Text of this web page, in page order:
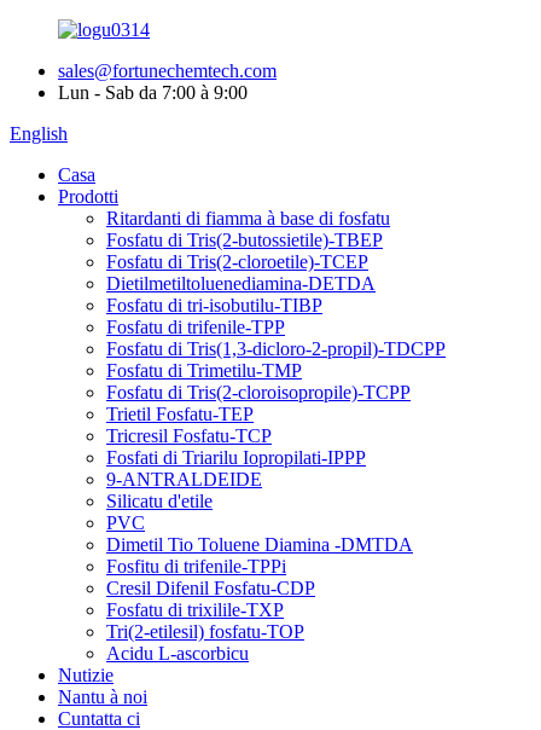
sales@fortunechemtech.com
Lun - Sab da 7:00 à 9:00
English
Casa
Prodotti
Ritardanti di fiamma à base di fosfatu
Fosfatu di Tris(2-butossietile)-TBEP
Fosfatu di Tris(2-cloroetile)-TCEP
Dietilmetiltoluenediamina-DETDA
Fosfatu di tri-isobutilu-TIBP
Fosfatu di trifenile-TPP
Fosfatu di Tris(1,3-dicloro-2-propil)-TDCPP
Fosfatu di Trimetilu-TMP
Fosfatu di Tris(2-cloroisopropile)-TCPP
Trietil Fosfatu-TEP
Tricresil Fosfatu-TCP
Fosfati di Triarilu Iopropilati-IPPP
9-ANTRALDEIDE
Silicatu d'etile
PVC
Dimetil Tio Toluene Diamina -DMTDA
Fosfitu di trifenile-TPPi
Cresil Difenil Fosfatu-CDP
Fosfatu di trixilile-TXP
Tri(2-etilesil) fosfatu-TOP
Acidu L-ascorbicu
Nutizie
Nantu à noi
Cuntatta ci